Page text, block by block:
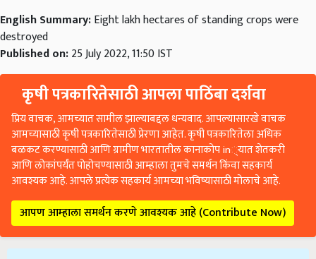
English Summary:Eight lakh hectares of standing crops were
destroyed
Published on:25 July 2022, 11:50 IST
कृषी पत्रकारितेसाठी आपला पाठिंबा दर्शवा
प्रिय वाचक, आमच्यात सामील झाल्याबद्दल धन्यवाद. आपल्यासारखे वाचक
आमच्यासाठी कृषी पत्रकारितेसाठी प्रेरणा आहेत. कृषी पत्रकारितेला अधिक
बळकट करण्यासाठी आणि ग्रामीण भारतातील कानाकोप in्यात शेतकरी
आणि लोकांपर्यंत पोहोचण्यासाठी आम्हाला तुमचे समर्थन किंवा सहकार्य
आवश्यक आहे. आपले प्रत्येक सहकार्य आमच्या भविष्यासाठी मोलाचे आहे.
आपण आम्हाला समर्थन करणे आवश्यक आहे (Contribute Now)